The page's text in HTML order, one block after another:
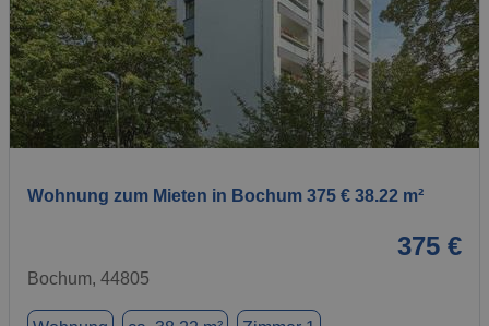
1 / 1
Wohnung zum Mieten in Bochum 375 € 38.22 m²
375 €
Bochum, 44805